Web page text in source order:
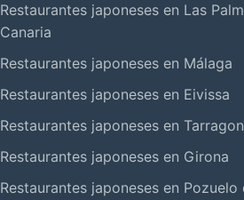
Restaurantes japoneses en Las
Canaria
Restaurantes japoneses en Málaga
Restaurantes japoneses en Eivissa
Restaurantes japoneses en
Restaurantes japoneses en Girona
Restaurantes japoneses en Pozuelo